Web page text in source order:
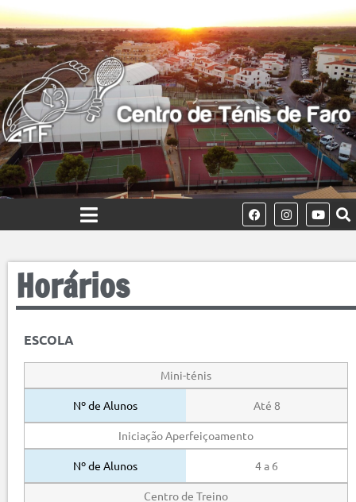
Horários
ESCOLA
Mini-ténis
Até 8
Iniciação Aperfeiçoamento
4 a 6
Centro de Treino